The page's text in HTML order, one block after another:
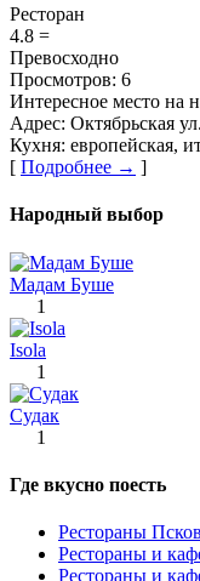
Ресторан
4.8 =
Превосходно
Просмотров: 6
Интересное место на
Адрес: Октябрьская
Кухня: европейская,
[ Подробнее → ]
Народный выбор
Мадам Буше
1
Isola
1
Судак
1
Где вкусно поесть
Рестораны
Рестораны и
Рестораны и